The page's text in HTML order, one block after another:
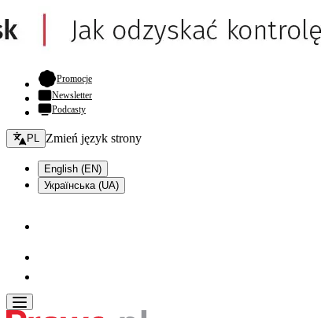
Promocje- otwiera się w nowej karcie
Newsletter
Podcasty
Zmień język - bieżący:
PL Zmień język strony
English (EN)
Українська (UA)